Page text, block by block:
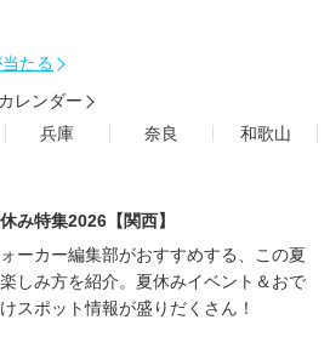
たる
レンダー
兵庫 奈良
和歌山
み特集2026【関西】
ーカー編集部がおすすめする、この夏
しみ方を紹介。夏休みイベント＆おで
スポット情報が盛りだくさん！